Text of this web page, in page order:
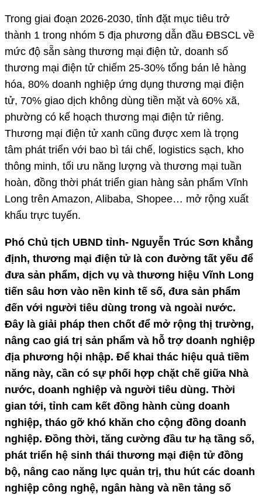
Trong giai đoạn 2026-2030, tỉnh đặt mục tiêu trở
thành 1 trong nhóm 5 địa phương dẫn đầu ĐBSCL về
mức độ sẵn sàng thương mại điện tử, doanh số
thương mại điện tử chiếm 25-30% tổng bán lẻ hàng
hóa, 80% doanh nghiệp ứng dụng thương mại điện
tử, 70% giao dịch không dùng tiền mặt và 60% xã,
phường có kế hoạch thương mại điện tử riêng.
Thương mại điện tử xanh cũng được xem là trọng
tâm phát triển với bao bì tái chế, logistics sạch, kho
thông minh, tối ưu năng lượng và thương mại tuần
hoàn, đồng thời phát triển gian hàng sản phẩm Vĩnh
Long trên Amazon, Alibaba, Shopee… mở rộng xuất
khẩu trực tuyến.
Phó Chủ tịch UBND tỉnh- Nguyễn Trúc Sơn khẳng
định, thương mại điện tử là con đường tất yếu để
đưa sản phẩm, dịch vụ và thương hiệu Vĩnh Long
tiến sâu hơn vào nền kinh tế số, đưa sản phẩm
đến với người tiêu dùng trong và ngoài nước.
Đây là giải pháp then chốt để mở rộng thị trường,
nâng cao giá trị sản phẩm và hỗ trợ doanh nghiệp
địa phương hội nhập. Để khai thác hiệu quả tiềm
năng này, cần có sự phối hợp chặt chẽ giữa Nhà
nước, doanh nghiệp và người tiêu dùng. Thời
gian tới, tỉnh cam kết đồng hành cùng doanh
nghiệp, tháo gỡ khó khăn cho cộng đồng doanh
nghiệp. Đồng thời, tăng cường đầu tư hạ tầng số,
phát triển hệ sinh thái thương mại điện tử đồng
bộ, nâng cao năng lực quản trị, thu hút các doanh
nghiệp công nghệ, ngân hàng và nền tảng số